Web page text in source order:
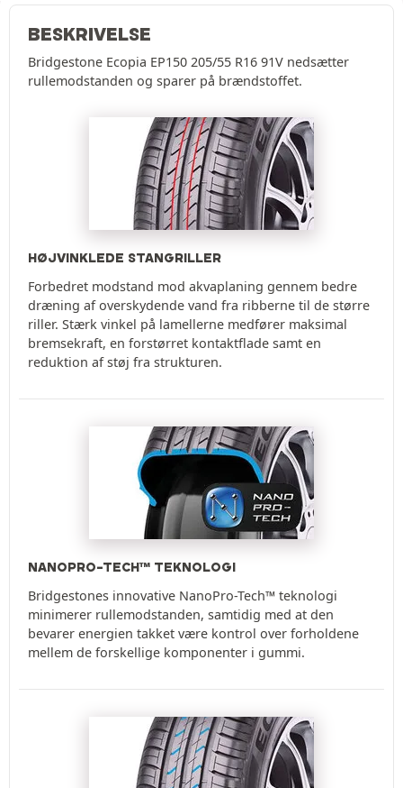
BESKRIVELSE
Bridgestone Ecopia EP150 205/55 R16 91V nedsætter
rullemodstanden og sparer på brændstoffet.
HØJVINKLEDE STANGRILLER
Forbedret modstand mod akvaplaning gennem bedre
dræning af overskydende vand fra ribberne til de større
riller. Stærk vinkel på lamellerne medfører maksimal
bremsekraft, en forstørret kontaktflade samt en
reduktion af støj fra strukturen.
NANOPRO-TECH™ TEKNOLOGI
Bridgestones innovative NanoPro-Tech™ teknologi
minimerer rullemodstanden, samtidig med at den
bevarer energien takket være kontrol over forholdene
mellem de forskellige komponenter i gummi.